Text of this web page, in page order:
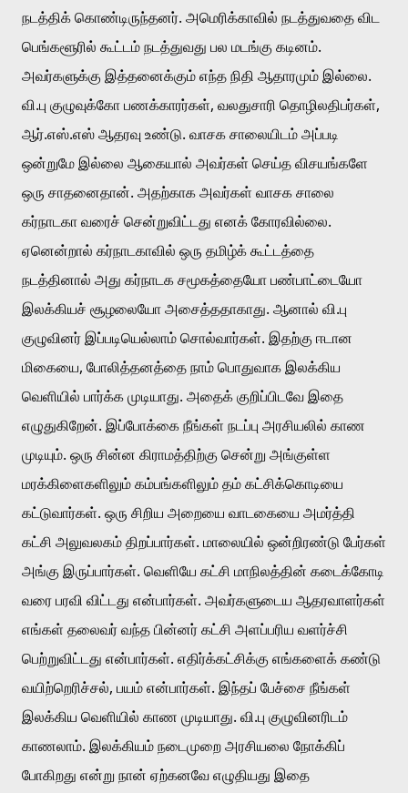
நடத்திக் கொண்டிருந்தனர். அமெரிக்காவில் நடத்துவதை விட
பெங்களூரில் கூட்டம் நடத்துவது பல மடங்கு கடினம்.
அவர்களுக்கு இத்தனைக்கும் எந்த நிதி ஆதாரமும் இல்லை.
வி.பு குழுவுக்கோ பணக்காரர்கள், வலதுசாரி தொழிலதிபர்கள்,
ஆர்.எஸ்.எஸ் ஆதரவு உண்டு. வாசக சாலையிடம் அப்படி
ஒன்றுமே இல்லை ஆகையால் அவர்கள் செய்த விசயங்களே
ஒரு சாதனைதான். அதற்காக அவர்கள் வாசக சாலை
கர்நாடகா வரைச் சென்றுவிட்டது எனக் கோரவில்லை.
ஏனென்றால் கர்நாடகாவில் ஒரு தமிழ்க் கூட்டத்தை
நடத்தினால் அது கர்நாடக சமூகத்தையோ பண்பாட்டையோ
இலக்கியச் சூழலையோ அசைத்ததாகாது. ஆனால் வி.பு
குழுவினர் இப்படியெல்லாம் சொல்வார்கள். இதற்கு ஈடான
மிகையை, போலித்தனத்தை நாம் பொதுவாக இலக்கிய
வெளியில் பார்க்க முடியாது. அதைக் குறிப்பிடவே இதை
எழுதுகிறேன். இப்போக்கை நீங்கள் நடப்பு அரசியலில் காண
முடியும். ஒரு சின்ன கிராமத்திற்கு சென்று அங்குள்ள
மரக்கிளைகளிலும் கம்பங்களிலும் தம் கட்சிக்கொடியை
கட்டுவார்கள். ஒரு சிறிய அறையை வாடகையை அமர்த்தி
கட்சி அலுவலகம் திறப்பார்கள். மாலையில் ஒன்றிரண்டு பேர்கள்
அங்கு இருப்பார்கள். வெளியே கட்சி மாநிலத்தின் கடைக்கோடி
வரை பரவி விட்டது என்பார்கள். அவர்களுடைய ஆதரவாளர்கள்
எங்கள் தலைவர் வந்த பின்னர் கட்சி அளப்பரிய வளர்ச்சி
பெற்றுவிட்டது என்பார்கள். எதிர்க்கட்சிக்கு எங்களைக் கண்டு
வயிற்றெரிச்சல், பயம் என்பார்கள். இந்தப் பேச்சை நீங்கள்
இலக்கிய வெளியில் காண முடியாது. வி.பு குழுவினரிடம்
காணலாம். இலக்கியம் நடைமுறை அரசியலை நோக்கிப்
போகிறது என்று நான் ஏற்கனவே எழுதியது இதை